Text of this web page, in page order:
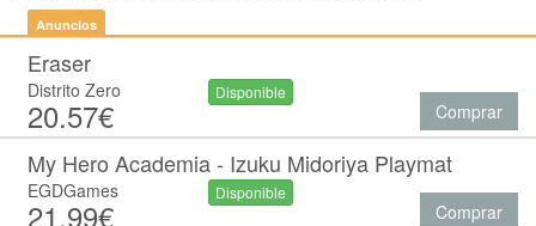
Anuncios
Eraser
Distrito Zero
20.57€
Disponible
Comprar
My Hero Academia - Izuku Midoriya Playmat
EGDGames
21.99€
Disponible
Comprar